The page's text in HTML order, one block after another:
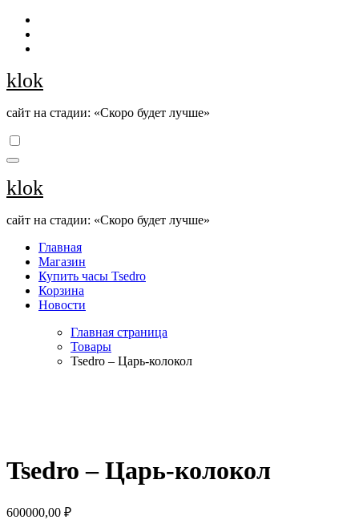
Перейти
содержанию
klok
сайт на стадии: «Скоро будет лучше»
klok
сайт на стадии: «Скоро будет лучше»
Главная
Магазин
Купить часы Tsedro
Корзина
Новости
Главная страница
Товары
Tsedro – Царь-колокол
Tsedro – Царь-колокол
600000,00 ₽